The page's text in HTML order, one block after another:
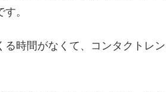
。
時間がなくて、コンタクトレ